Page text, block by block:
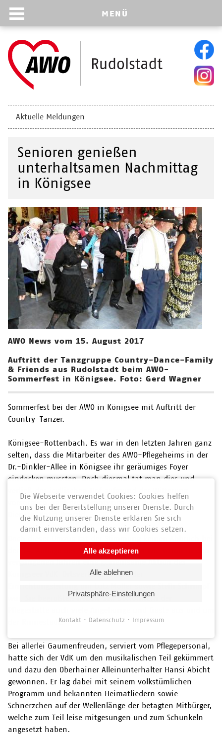
Navigation
überspringen
Aktuelle Meldungen
Senioren genießen
unterhaltsamen Nachmittag
in Königsee
AWO News vom 15. August 2017
Auftritt der Tanzgruppe Country-Dance-Family
& Friends aus Rudolstadt beim AWO-
Sommerfest in Königsee. Foto: Gerd Wagner
Sommerfest bei der AWO in Königsee mit Auftritt der
Country-Tänzer.
Königsee-Rottenbach. Es war in den letzten Jahren ganz
selten, dass die Mitarbeiter des AWO-Pflegeheims in der
Dr.-Dinkler-Allee in Königsee ihr geräumiges Foyer
eindecken mussten. Doch diesmal tat man dies und
vorsorglich, sagt die Verantwortliche der sozialen
Dienste, Katja Oswald.
der 14. Auflage des Sommerfestes, das wie schon in den
vergangenen Jahren eine gemeinsame Aktion des
Königseer VdK-Ortsverbandes und der
war. Sie begrüßten neben den Bewohnern der
der Rinnestadt.
Bei allerlei Gaumenfreuden, serviert vom Pflegepersonal,
hatte sich der VdK um den musikalischen Teil gekümmert
und dazu den Oberhainer Alleinunterhalter Hansi Abicht
gewonnen. Er lag dabei mit seinem volkstümlichen
Programm und bekannten Heimatliedern sowie
Schnerzchen auf der Wellenlänge der betagten Mitbürger,
welche zum Teil leise mitgesungen und zum Schunkeln
angesetzt haben.
Die Webseite verwendet Cookies: Cookies helfen
uns bei der Bereitstellung unserer Dienste. Durch
die Nutzung unserer Dienste erklären Sie sich
damit einverstanden, dass wir Cookies setzen.
Alle akzeptieren
Alle ablehnen
Privatsphäre-Einstellungen
Kontakt Datenschutz Impressum
MENÜ